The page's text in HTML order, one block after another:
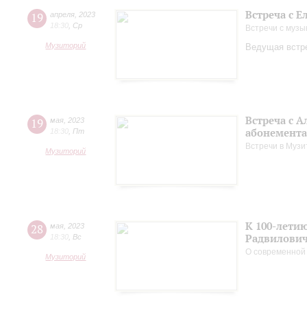
19 апреля 2023
18:30 Ср
Музиторий
Встреча с
Встречи с
Ведущая
19 мая 2023
18:30 Пт
Музиторий
Встреча с
Встречи в
28 мая 2023
18:30 Вс
Музиторий
К 100-
О